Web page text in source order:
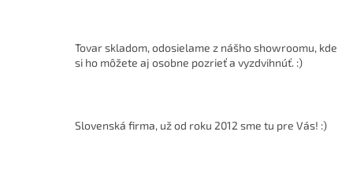
Tovar skladom, odosielame z nášho showroomu, kde
si ho môžete aj osobne pozrieť a vyzdvihnúť. :)
Slovenská firma, už od roku 2012 sme tu pre Vás! :)